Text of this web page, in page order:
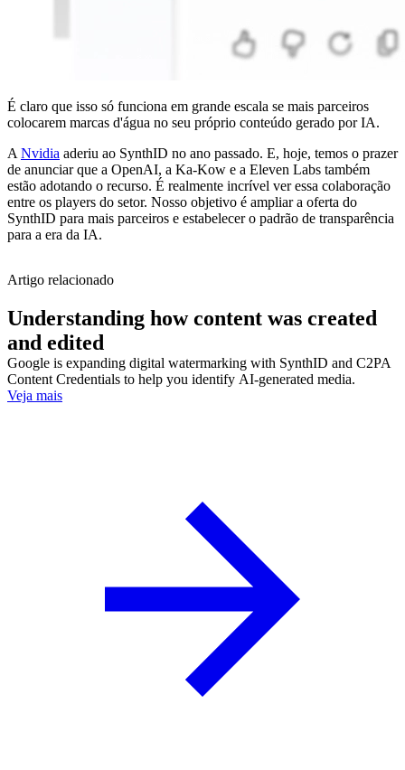
É claro que isso só funciona em grande escala se mais parceiros
colocarem marcas d'água no seu próprio conteúdo gerado por IA.
A Nvidia aderiu ao SynthID no ano passado. E, hoje, temos o prazer
de anunciar que a OpenAI, a Ka-Kow e a Eleven Labs também
estão adotando o recurso. É realmente incrível ver essa colaboração
entre os players do setor. Nosso objetivo é ampliar a oferta do
SynthID para mais parceiros e estabelecer o padrão de transparência
para a era da IA.
Artigo relacionado
Understanding how content was created
and edited
Google is expanding digital watermarking with SynthID and C2PA
Content Credentials to help you identify AI-generated media.
Veja mais